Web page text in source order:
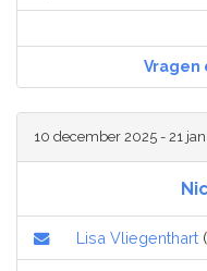
Vragen
10 december 2025 - 21
Lisa Vliegenthart (